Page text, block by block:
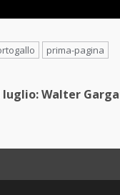
prima-pagina
luglio: Walter